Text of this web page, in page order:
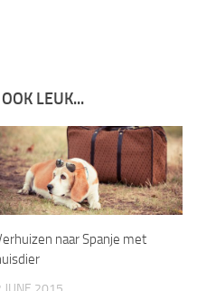
LEUK...
naar Spanje met